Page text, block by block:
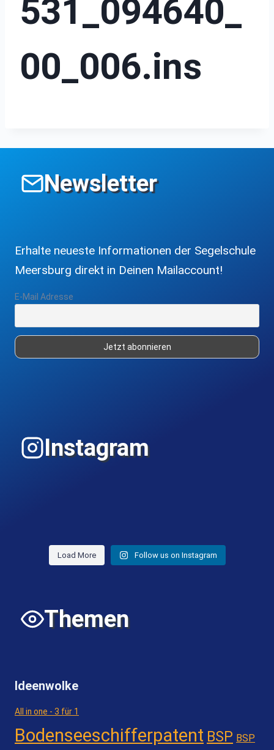
531_094640_
00_006.ins
Newsletter
Erhalte neueste Informationen der Segelschule
Meersburg direkt in Deinen Mailaccount!
E-Mail Adresse
Instagram
Load More Follow us on Instagram
Themen
Ideenwolke
All in one - 3 für 1
Bodenseeschifferpatent BSP BSP